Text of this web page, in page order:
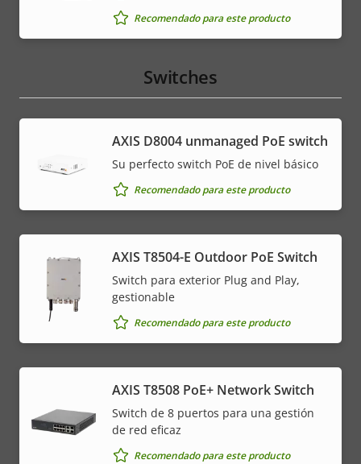
Recomendado para este producto
Switches
AXIS ​D8004 unmanaged PoE switch
Su perfecto switch PoE de nivel básico
Recomendado para este producto
AXIS T8504-E Outdoor PoE Switch
Switch para exterior Plug and Play,
gestionable
Recomendado para este producto
AXIS T8508 PoE+ Network Switch
Switch de 8 puertos para una gestión
de red eficaz
Recomendado para este producto